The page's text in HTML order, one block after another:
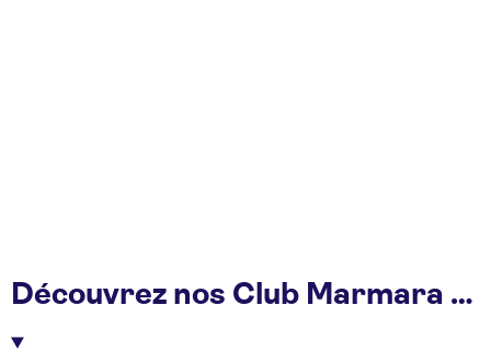
Découvrez nos Club Marmara & Club Lookéa en vidéo